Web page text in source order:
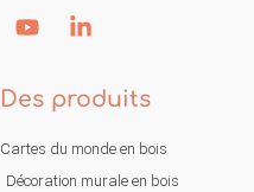
Des produits
Cartes du monde en bois
Décoration murale en bois